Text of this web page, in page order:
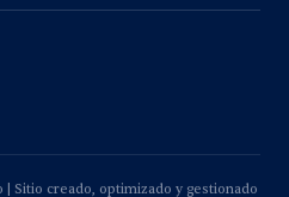
| Sitio creado, optimizado y gestionado